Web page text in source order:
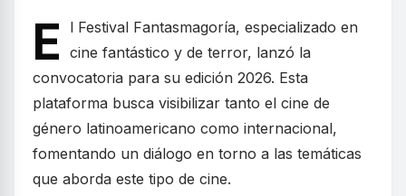
E
l Festival Fantasmagoría, especializado en
cine fantástico y de terror, lanzó la
convocatoria para su edición 2026. Esta
plataforma busca visibilizar tanto el cine de
género latinoamericano como internacional,
fomentando un diálogo en torno a las temáticas
que aborda este tipo de cine.